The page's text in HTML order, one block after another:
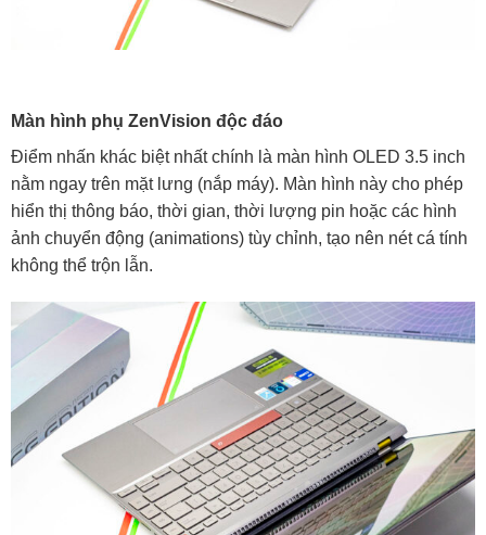
Màn hình phụ ZenVision độc đáo
Điểm nhấn khác biệt nhất chính là màn hình OLED 3.5 inch
nằm ngay trên mặt lưng (nắp máy). Màn hình này cho phép
hiển thị thông báo, thời gian, thời lượng pin hoặc các hình
ảnh chuyển động (animations) tùy chỉnh, tạo nên nét cá tính
không thể trộn lẫn.